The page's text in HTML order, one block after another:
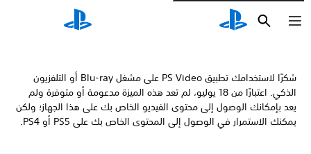
شكرًا لاستخدامك تطبيق PS Video على مشغل Blu-ray أو التلفزيون
الذكي. اعتبارًا من 18 يوليو، لم تعد هذه الميزة مدعومة أو متوفرة ولم
يعد بإمكانك الوصول إلى محتوى الفيديو الخاص بك على هذا الجهاز؛ ولكن
يمكنك الاستمرار في الوصول إلى المحتوى الخاص بك على PS5 أو PS4.